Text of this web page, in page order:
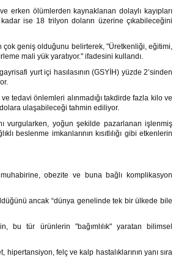
erken ölümlerden kaynaklanan dolaylı kayıpları
ise 18 trilyon doların üzerine çıkabileceğini
geniş olduğunu belirterek, "Üretkenliği, eğitimi,
mali yük yaratıyor." ifadesini kullandı.
yurt içi hasılasının (GSYİH) yüzde 2’sinden
tedavi önlemleri alınmadığı takdirde fazla kilo ve
ulaşabileceği tahmin ediliyor.
vurgularken, yoğun şekilde pazarlanan işlenmiş
beslenme imkanlarının kısıtlılığı gibi etkenlerin
obezite ve buna bağlı komplikasyon
ancak “dünya genelinde tek bir ülkede bile
bu tür ürünlerin "bağımlılık" yaratan bilimsel
felç ve kalp hastalıklarının yanı sıra